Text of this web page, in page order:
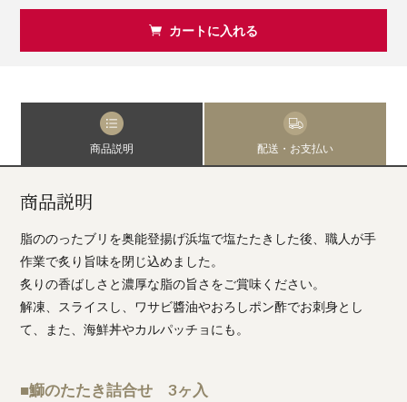
カートに入れる
商品説明 配送・お支払い
商品説明
脂ののったブリを奥能登揚げ浜塩で塩たたきした後、職人が手
作業で炙り旨味を閉じ込めました。
炙りの香ばしさと濃厚な脂の旨さをご賞味ください。
解凍、スライスし、ワサビ醬油やおろしポン酢でお刺身とし
て、また、海鮮丼やカルパッチョにも。
■鰤のたたき詰合せ 3ヶ入